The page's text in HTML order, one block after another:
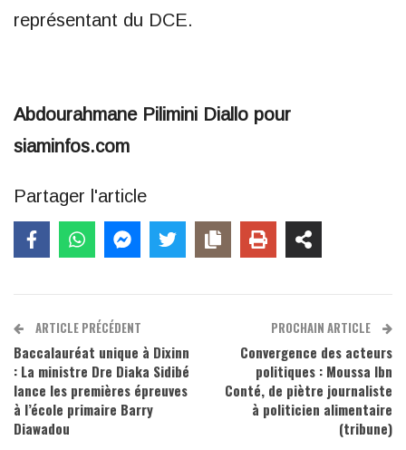
représentant du DCE.
Abdourahmane Pilimini Diallo pour
siaminfos.com
Partager l'article
ARTICLE PRÉCÉDENT
Baccalauréat unique à Dixinn
: La ministre Dre Diaka Sidibé
lance les premières épreuves
à l’école primaire Barry
Diawadou
PROCHAIN ARTICLE
Convergence des acteurs
politiques : Moussa Ibn
Conté, de piètre journaliste
à politicien alimentaire
(tribune)